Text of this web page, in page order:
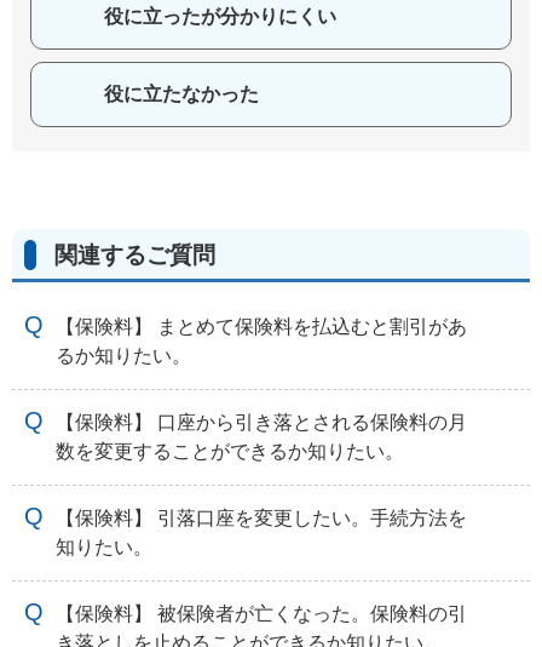
役に立ったが分かりにくい
役に立たなかった
関連するご質問
【保険料】 まとめて保険料を払込むと割引があ
るか知りたい。
【保険料】 口座から引き落とされる保険料の月
数を変更することができるか知りたい。
【保険料】 引落口座を変更したい。手続方法を
知りたい。
【保険料】 被保険者が亡くなった。保険料の引
き落としを止めることができるか知りたい。